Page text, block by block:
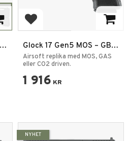
Add to favorites
Glock 17 Gen5 MOS – GBB
Gas 6mm CNC
Airsoft replika med MOS, GAS
eller CO2 driven.
1 916 KR
NYHET